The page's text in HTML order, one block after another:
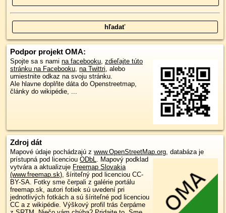
Podpor projekt OMA:
Spojte sa s nami na facebooku, zdieľajte túto
stránku na Facebooku, na Twittri, alebo
umiestnite odkaz na svoju stránku.
Ale hlavne doplňte dáta do Openstreetmap,
články do wikipédie, ...
Zdroj dát
Mapové údaje pochádzajú z www.OpenStreetMap.org, databáza je
prístupná pod licenciou ODbL. Mapový podklad
vytvára a aktualizuje Freemap Slovakia
(www.freemap.sk), šíriteľný pod licenciou CC-
BY-SA. Fotky sme čerpali z galérie portálu
freemap.sk, autori fotiek sú uvedení pri
jednotlivých fotkách a sú šíriteľné pod licenciou
CC a z wikipédie. Výškový profil trás čerpáme